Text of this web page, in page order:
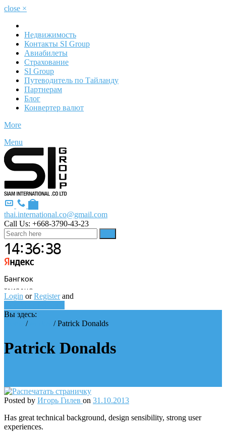
close ×
Недвижимость
Контакты SI Group
Авиабилеты
Страхование
SI Group
Путеводитель по Тайланду
Партнерам
Блог
Конвертер валют
More
Menu
thai.international.co@gmail.com
Call Us: +668-3790-43-23
Login or Register and
Вы здесь:
/Worker /Patrick Donalds
Patrick Donalds
Posted by Игорь Гилев on 31.10.2013
Has great technical background, design sensibility, strong user
experiences.